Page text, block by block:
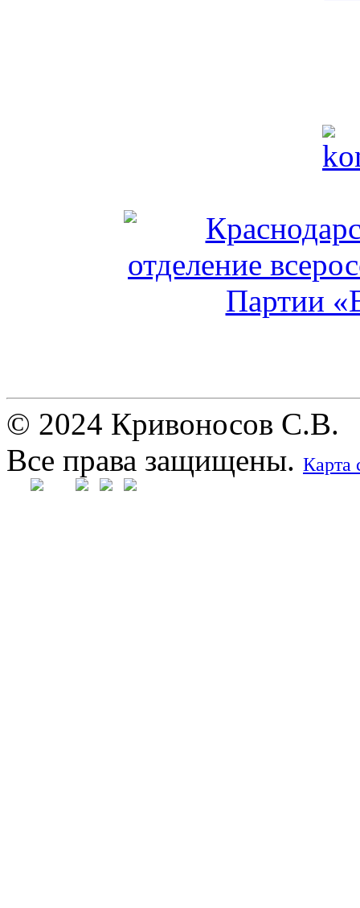
© 2024 Кривоносов С.В.
Все права защищены. Карта